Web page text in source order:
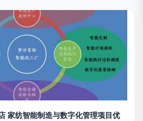
家纺智能制造与数字化管理项目优